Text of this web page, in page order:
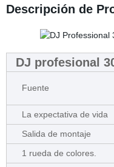
Descripción de
DJ profesional
Fuente
La expectativa de vida
Salida de montaje
1 rueda de colores.